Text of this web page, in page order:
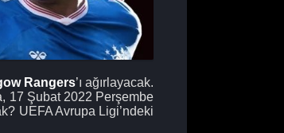
Rangers’ı ağırlayacak.
17 Şubat 2022 Perşembe
UEFA Avrupa Ligi’ndeki